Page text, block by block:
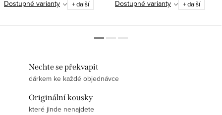
kvalitní materiál, který vydrží
Dostupné varianty + další
rovnováhy v životě.✅ 100%
Dostupné varianty + další
Nechte se překvapit
dárkem ke každé objednávce
Originální kousky
které jinde nenajdete